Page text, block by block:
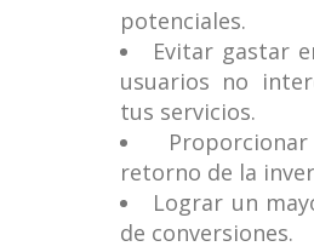
potenciales.
Evitar gastar
usuarios no
tus servicios.
retorno de la
Lograr un
de conversiones.